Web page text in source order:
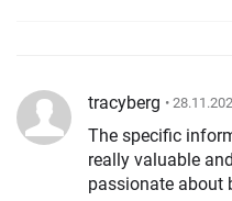
tracyberg •
The specific
really valuable
passionate about